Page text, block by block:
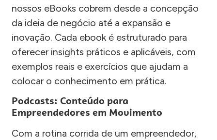
nossos eBooks cobrem desde a concepção
da ideia de negócio até a expansão e
inovação. Cada ebook é estruturado para
oferecer insights práticos e aplicáveis, com
exemplos reais e exercícios que ajudam a
colocar o conhecimento em prática.
Podcasts: Conteúdo para
Empreendedores em Movimento
Com a rotina corrida de um empreendedor,